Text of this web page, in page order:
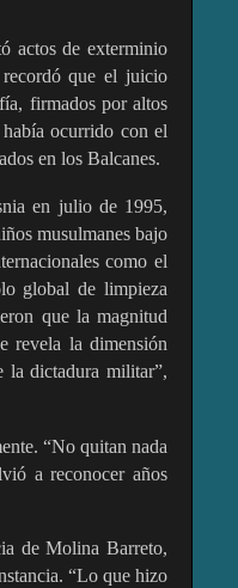
actos de exterminio
que el juicio
firmados por altos
ocurrido con el
en los Balcanes.
en julio de 1995,
musulmanes bajo
como el
global de limpieza
que la magnitud
revela la dimensión
la dictadura militar”,
“No quitan nada
a reconocer años
de Molina Barreto,
“Lo que hizo